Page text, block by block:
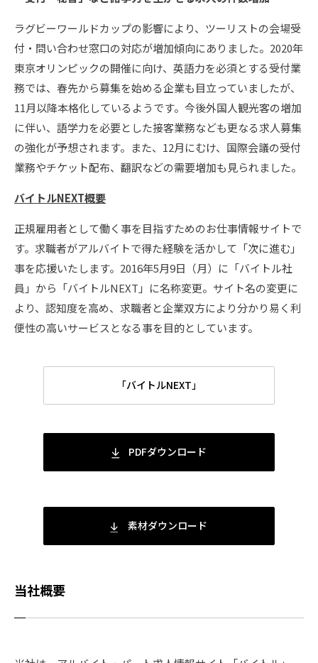
ラグビーワールドカップの影響により、ツーリストの会場受
付・問い合わせ窓口の対応が増加傾向にありました。2020年
東京オリンピックの開催に向け、英語力を必須とする受付業
務では、春先から募集を始める企業も目立っていましたが、
11月以降本格化しているようです。今後外国人観光客の増加
に伴い、語学力を必要とした接客業務なども更なる求人募集
の強化が予想されます。また、12月にむけ、国際会議の受付
業務やチケット配布、翻訳などの需要増加も見られました。
バイトルNEXT概要
正規雇用者として働く事を目指すためのお仕事情報サイトで
す。求職者がアルバイトで得た経験を活かして「次に進む」
事を応援いたします。2016年5月9日（月）に「バイトル社
員」から「バイトルNEXT」に名称変更。サイト名の変更に
より、認知度を高め、求職者と企業双方により分かり易く利
便性の高いサービスとなる事を目的としています。
「バイトルNEXT」
PDFダウンロード
素材ダウンロード
当社概要